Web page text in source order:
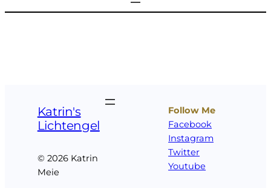
Katrin's
Lichtengel
© 2026 Katrin
Meie
Follow Me
Facebook
Instagram
Twitter
Youtube